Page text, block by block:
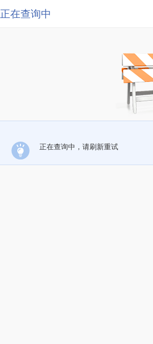
正在查询中
正在查询中，请刷新重试